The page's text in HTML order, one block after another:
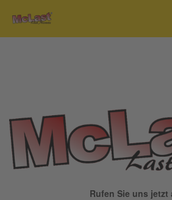
Rufen Sie uns jetzt